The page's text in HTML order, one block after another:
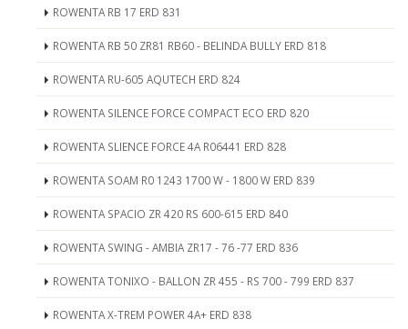
ROWENTA RB 17 ERD 831
ROWENTA RB 50 ZR81 RB60 - BELINDA BULLY ERD 818
ROWENTA RU-605 AQUTECH ERD 824
ROWENTA SILENCE FORCE COMPACT ECO ERD 820
ROWENTA SLIENCE FORCE 4A R06441 ERD 828
ROWENTA SOAM R0 1243 1700 W - 1800 W ERD 839
ROWENTA SPACIO ZR 420 RS 600-615 ERD 840
ROWENTA SWING - AMBIA ZR17 - 76 -77 ERD 836
ROWENTA TONIXO - BALLON ZR 455 - RS 700 - 799 ERD 837
ROWENTA X-TREM POWER 4A+ ERD 838